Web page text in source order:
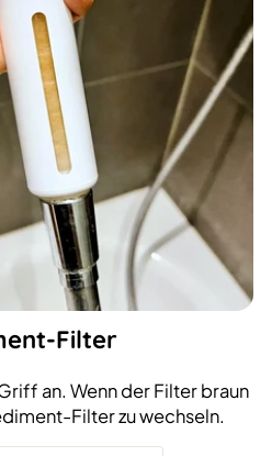
Filter
an. Wenn der Filter braun
Filter zu wechseln.